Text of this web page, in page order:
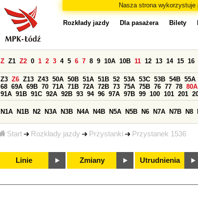
Nasza strona
Start Rozkłady jazdy Przystanki Przystanek 1536
Rozkłady jazdy Dla pasażera Bilety
Z Z1 Z2 0 1 2 3 4 5 6 7 8 9 10A 10B 11 12 13 14 15 16
Z3 Z6 Z13 Z43 50A 50B 51A 51B 52 53A 53C 53B 54B 55A
68 69A 69B 70 71A 71B 72A 72B 73 75A 75B 76 77 78 80A
91A 91B 91C 92A 92B 93 94 96 97A 97B 99 100 101 201
N1A N1B N2 N3A N3B N4A N4B N5A N5B N6 N7A N7B N8
Linie Zmiany Utrudnienia